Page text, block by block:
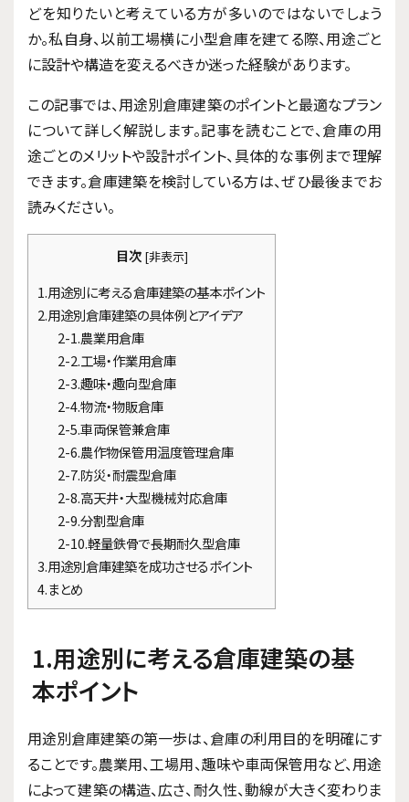
どを知りたいと考えている方が多いのではないでしょう
か。私自身、以前工場横に小型倉庫を建てる際、用途ごと
に設計や構造を変えるべきか迷った経験があります。
この記事では、用途別倉庫建築のポイントと最適なプラン
について詳しく解説します。記事を読むことで、倉庫の用
途ごとのメリットや設計ポイント、具体的な事例まで理解
できます。倉庫建築を検討している方は、ぜひ最後までお
読みください。
目次 [非表示]
1.用途別に考える倉庫建築の基本ポイント
2.用途別倉庫建築の具体例とアイデア
2-1.農業用倉庫
2-2.工場・作業用倉庫
2-3.趣味・趣向型倉庫
2-4.物流・物販倉庫
2-5.車両保管兼倉庫
2-6.農作物保管用温度管理倉庫
2-7.防災・耐震型倉庫
2-8.高天井・大型機械対応倉庫
2-9.分割型倉庫
2-10.軽量鉄骨で長期耐久型倉庫
3.用途別倉庫建築を成功させるポイント
4.まとめ
1.用途別に考える倉庫建築の基
本ポイント
用途別倉庫建築の第一歩は、倉庫の利用目的を明確にす
ることです。農業用、工場用、趣味や車両保管用など、用途
によって建築の構造、広さ、耐久性、動線が大きく変わりま